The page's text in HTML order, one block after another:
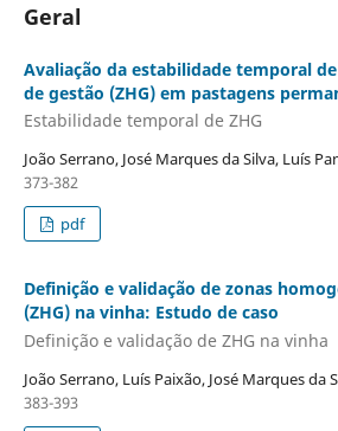
Geral
Avaliação da estabilidade temporal
de gestão (ZHG) em pastagens
Estabilidade temporal de ZHG
João Serrano, José Marques da Silva, Luís
373-382
pdf
Definição e validação de zonas
(ZHG) na vinha: Estudo de caso
Definição e validação de ZHG na vinha
João Serrano, Luís Paixão, José Marques da
383-393